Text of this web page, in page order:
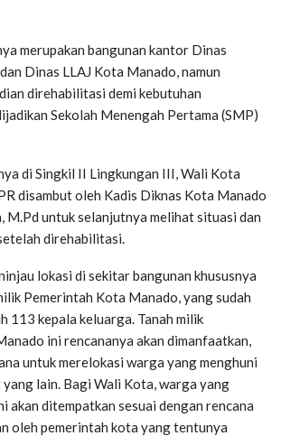
merupakan bangunan kantor Dinas
Dinas LLAJ Kota Manado, namun
direhabilitasi demi kebutuhan
Sekolah Menengah Pertama (SMP)
di Singkil II Lingkungan III, Wali Kota
disambut oleh Kadis Diknas Kota Manado
M.Pd untuk selanjutnya melihat situasi dan
direhabilitasi.
lokasi di sekitar bangunan khususnya
Pemerintah Kota Manado, yang sudah
113 kepala keluarga. Tanah milik
ini rencananya akan dimanfaatkan,
untuk merelokasi warga yang menghuni
lain. Bagi Wali Kota, warga yang
akan ditempatkan sesuai dengan rencana
oleh pemerintah kota yang tentunya